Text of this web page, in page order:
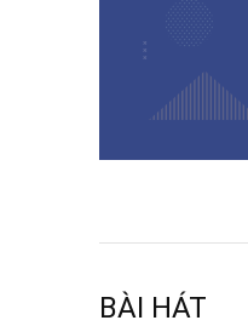
BÀI HÁT